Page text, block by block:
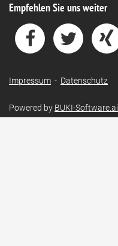
Empfehlen Sie uns weiter
Impressum - Datenschutz
Powered by BUKI-Software.ai